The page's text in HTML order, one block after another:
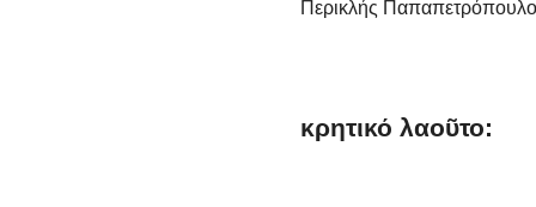
Περικλής
κρητικό λαοῦτο: